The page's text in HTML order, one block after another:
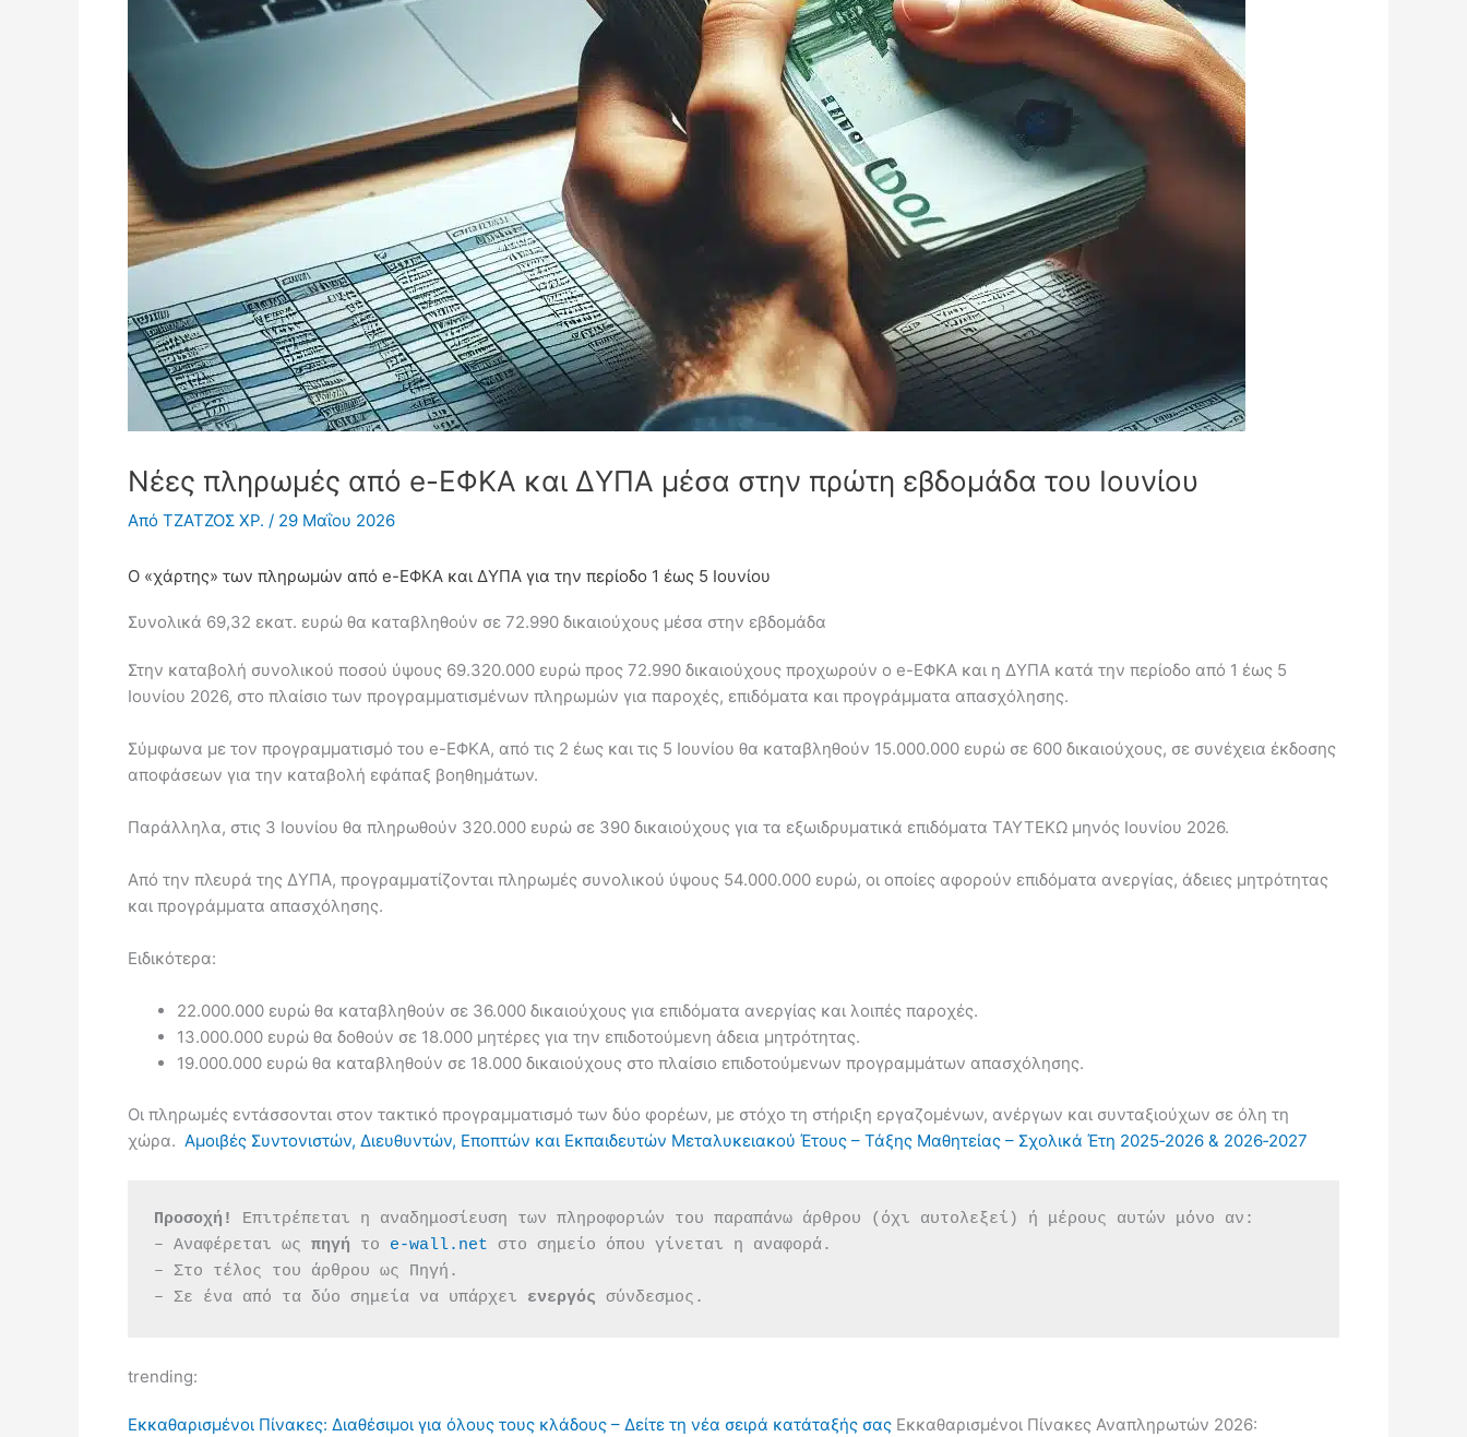
Νέες πληρωμές από e-ΕΦΚΑ και ΔΥΠΑ μέσα στην πρώτη εβδομάδα του Ιουνίου
Από ΤΖΑΤΖΟΣ ΧΡ. / 29 Μαΐου 2026
Ο «χάρτης» των πληρωμών από e-ΕΦΚΑ και ΔΥΠΑ για την περίοδο 1 έως 5 Ιουνίου
Συνολικά 69,32 εκατ. ευρώ θα καταβληθούν σε 72.990 δικαιούχους μέσα στην εβδομάδα
Στην καταβολή συνολικού ποσού ύψους 69.320.000 ευρώ προς 72.990 δικαιούχους προχωρούν ο e-ΕΦΚΑ και η ΔΥΠΑ κατά την περίοδο από 1 έως 5
Ιουνίου 2026, στο πλαίσιο των προγραμματισμένων πληρωμών για παροχές, επιδόματα και προγράμματα απασχόλησης.
Σύμφωνα με τον προγραμματισμό του e-ΕΦΚΑ, από τις 2 έως και τις 5 Ιουνίου θα καταβληθούν 15.000.000 ευρώ σε 600 δικαιούχους, σε συνέχεια έκδοσης
αποφάσεων για την καταβολή εφάπαξ βοηθημάτων.
Παράλληλα, στις 3 Ιουνίου θα πληρωθούν 320.000 ευρώ σε 390 δικαιούχους για τα εξωιδρυματικά επιδόματα ΤΑΥΤΕΚΩ μηνός Ιουνίου 2026.
Από την πλευρά της ΔΥΠΑ, προγραμματίζονται πληρωμές συνολικού ύψους 54.000.000 ευρώ, οι οποίες αφορούν επιδόματα ανεργίας, άδειες μητρότητας
και προγράμματα απασχόλησης.
Ειδικότερα:
22.000.000 ευρώ θα καταβληθούν σε 36.000 δικαιούχους για επιδόματα ανεργίας και λοιπές παροχές.
13.000.000 ευρώ θα δοθούν σε 18.000 μητέρες για την επιδοτούμενη άδεια μητρότητας.
19.000.000 ευρώ θα καταβληθούν σε 18.000 δικαιούχους στο πλαίσιο επιδοτούμενων προγραμμάτων απασχόλησης.
Οι πληρωμές εντάσσονται στον τακτικό προγραμματισμό των δύο φορέων, με στόχο τη στήριξη εργαζομένων, ανέργων και συνταξιούχων σε όλη τη
χώρα. Αμοιβές Συντονιστών, Διευθυντών, Εποπτών και Εκπαιδευτών Μεταλυκειακού Έτους – Τάξης Μαθητείας – Σχολικά Έτη 2025‑2026 & 2026‑2027
Προσοχή!
Επιτρέπεται η αναδημοσίευση των πληροφοριών του παραπάνω άρθρου (όχι αυτολεξεί) ή μέρους αυτών μόνο αν:
– Αναφέρεται ως πηγή το e-wall.net στο σημείο όπου γίνεται η αναφορά.
– Στο τέλος του άρθρου ως Πηγή.
– Σε ένα από τα δύο σημεία να υπάρχει ενεργός σύνδεσμος.
trending:
Εκκαθαρισμένοι Πίνακες: Διαθέσιμοι για όλους τους κλάδους – Δείτε τη νέα σειρά κατάταξής σας Εκκαθαρισμένοι Πίνακες Αναπληρωτών 2026: